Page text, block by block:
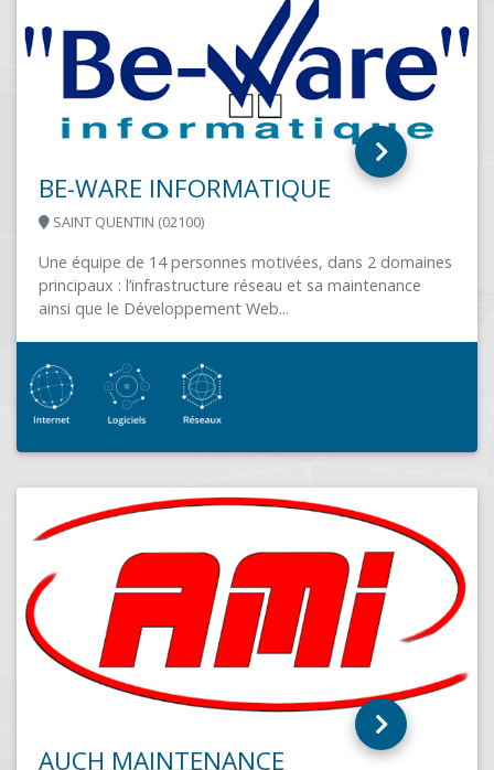
2 domaines
PC NET services
SAINT ALBAN DE ROCHE (38080)
PC NET est spécialisée dans la
et la maintenance de solutions
solutions Internet clés en main.